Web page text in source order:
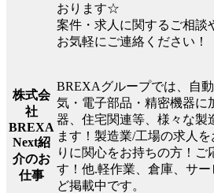
おります☆
案件・求人に関するご相談
お気軽にご連絡ください！
株式会
社
BREXA
Next紹
介のお
仕事
BREXAグループでは、自
気・電子部品・精密機器に
器、住宅関連等、様々な製
ます！製造業/工場の求人
りに関心をお持ちの方！ご
す！他.軽作業、倉庫、サ
ど掲載中です。